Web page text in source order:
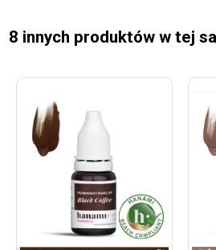
8 innych produktów w tej